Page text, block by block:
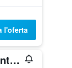
l'oferta
Stile Downtown Los Angeles By Kasa